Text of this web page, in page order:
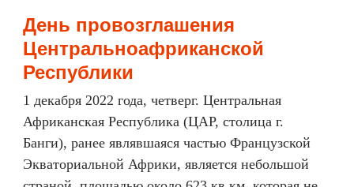
День провозглашения
Центральноафриканской
Республики
1 декабря 2022 года, четверг. Центральная
Африканская Республика (ЦАР, столица г.
Банги), ранее являвшаяся частью Французской
Экваториальной Африки, является небольшой